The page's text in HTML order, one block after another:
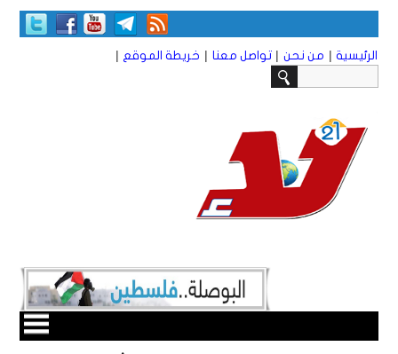
الرئيسية | من نحن | تواصل معنا | خريطة الموقع |